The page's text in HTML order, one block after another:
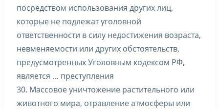
посредством использования других лиц,
которые не подлежат уголовной
ответственности в силу недостижения возраста,
невменяемости или других обстоятельств,
предусмотренных Уголовным кодексом РФ,
является … преступления
30. Массовое уничтожение растительного или
животного мира, отравление атмосферы или